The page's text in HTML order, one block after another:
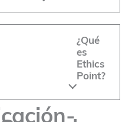
¿Qué
es
Ethics
Point?